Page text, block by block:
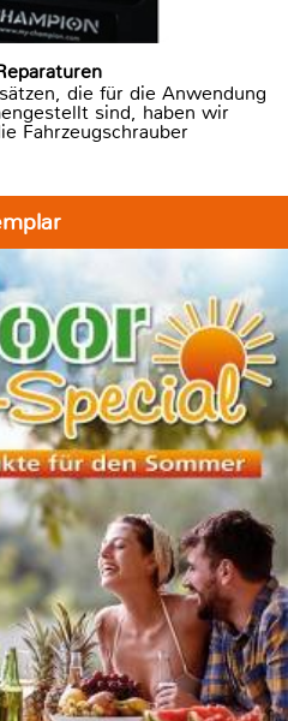
die für die Anwendung
sind, haben wir
Fahrzeugschrauber